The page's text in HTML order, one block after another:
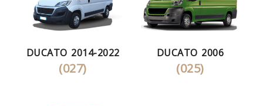
DUCATO 2014-2022
(027)
DUCATO 2006
(025)